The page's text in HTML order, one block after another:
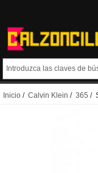
Inicio / Calvin Klein / 365 /